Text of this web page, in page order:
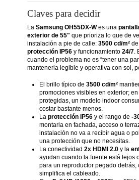
Claves para decidir
La Samsung OH55DX-Wes una
exterior de 55" que prioriza lo que de
instalación a pie de calle: 3500 cd/m²de
protección IP56y funcionamiento 24/7.
cuando el problema no es “tener una
mantenerla legible y operativa con sol,
El brillo típico de 3500 cd/m²
promociones visibles en exterior;
protegidas, un modelo indoor
costar bastante menos.
La protección IP56y el rango de -
montarla en fachada, acceso o
instalación no va a recibir agua o
una protección que no necesitas.
La conectividad 2x HDMI 2.0y la
ayudan cuando la fuente está lejos
para un reproductor pegado detrás,
simplifica el cableado.